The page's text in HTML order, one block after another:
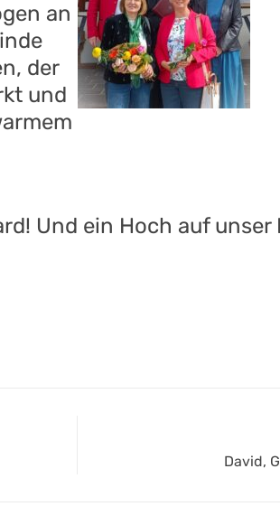
an
der
und
Und ein Hoch auf
Next
David,